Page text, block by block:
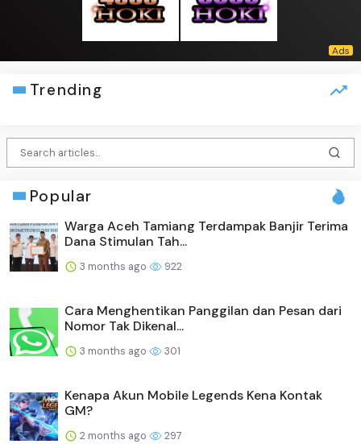
Trending
Popular
Warga Aceh Tamiang Terdampak Banjir Terima
Dana Stimulan Tah...
3 months ago 922
Cara Menghentikan Panggilan dan Pesan dari
Nomor Tak Dikenal...
3 months ago 301
Kenapa Akun Mobile Legends Kena Kontak
GM?
2 months ago 297